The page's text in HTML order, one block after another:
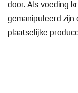
door. Als voeding
gemanipuleerd zijn
plaatselijke